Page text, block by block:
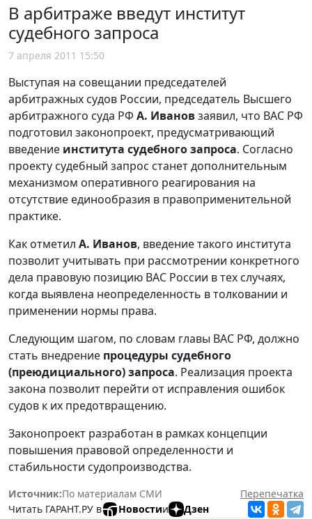
В арбитраже введут институт
судебного запроса
7 апреля 2011 15:50
Выступая на совещании председателей
арбитражных судов России, председатель Высшего
арбитражного суда РФ А. Ивановзаявил, что ВАС РФ
подготовил законопроект, предусматривающий
введение института судебного запроса. Согласно
проекту судебный запрос станет дополнительным
механизмом оперативного реагирования на
отсутствие единообразия в правоприменительной
практике.
Как отметил А. Иванов, введение такого института
позволит учитывать при рассмотрении конкретного
дела правовую позицию ВАС России в тех случаях,
когда выявлена неопределенность в толковании и
применении нормы права.
Следующим шагом, по словам главы ВАС РФ, должно
стать внедрение процедуры судебного
(преюдициального) запроса. Реализация проекта
закона позволит перейти от исправления ошибок
судов к их предотвращению.
Законопроект разработан в рамках концепции
повышения правовой определенности и
стабильности судопроизводства.
Источник:По материалам СМИ
Перепечатка
Читать ГАРАНТ.РУ в
Новостии Дзен